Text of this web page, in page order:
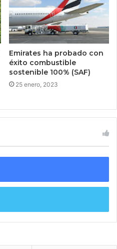
Emirates ha probado con
éxito combustible
sostenible 100% (SAF)
25 enero, 2023